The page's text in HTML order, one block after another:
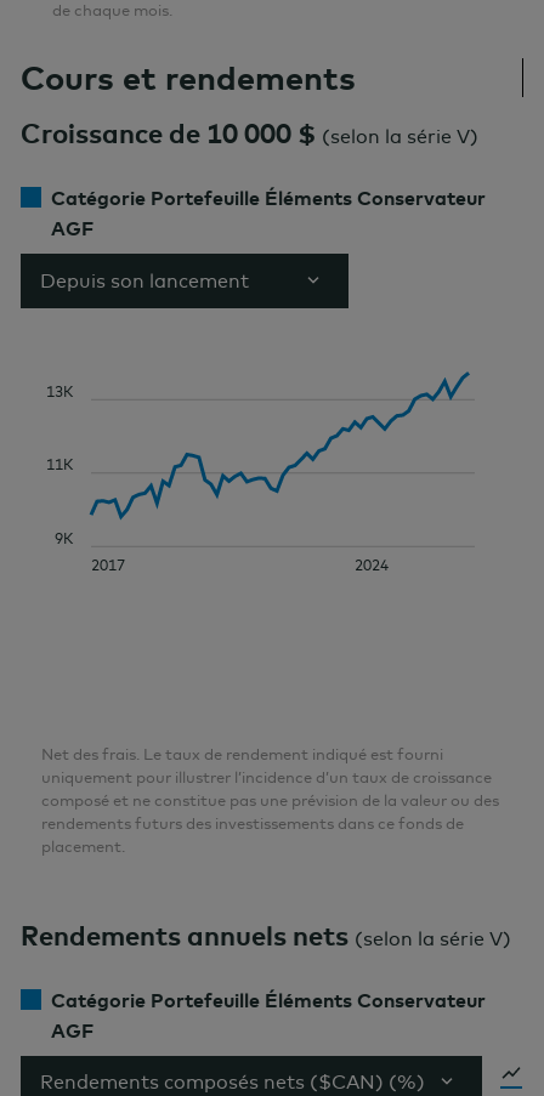
de chaque mois.
Cours et rendements
Croissance de 10 000 $ (selon la série V)
Catégorie Portefeuille Éléments Conservateur
AGF
Depuis son lancement
2017 2024
9K
11K
13K
Net des frais. Le taux de rendement indiqué est fourni
uniquement pour illustrer l’incidence d’un taux de croissance
composé et ne constitue pas une prévision de la valeur ou des
rendements futurs des investissements dans ce fonds de
placement.
Rendements annuels nets (selon la série V)
Catégorie Portefeuille Éléments Conservateur
AGF
Rendements composés nets ($CAN) (%)